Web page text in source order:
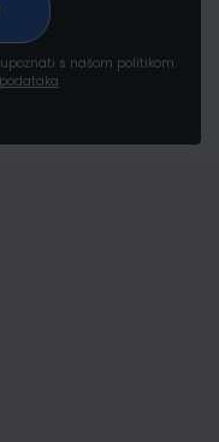
s našom politikom